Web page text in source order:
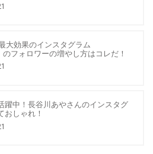
大効果のインスタグラム
のフォロワーの増やし方はコレだ！
躍中！長谷川あやさんのインスタグ
おしゃれ！